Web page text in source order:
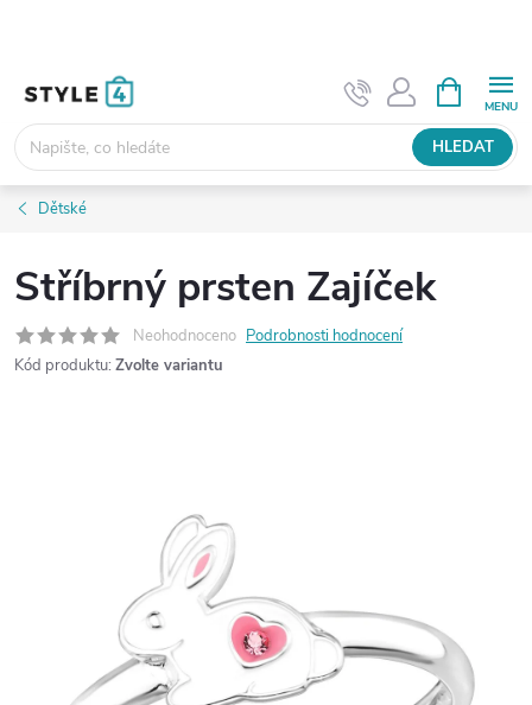
HLEDAT
NÁKUPNÍ
KOŠÍK
Dětské
Stříbrný prsten Zajíček
Neohodnoceno Podrobnosti hodnocení
Kód produktu: Zvolte variantu